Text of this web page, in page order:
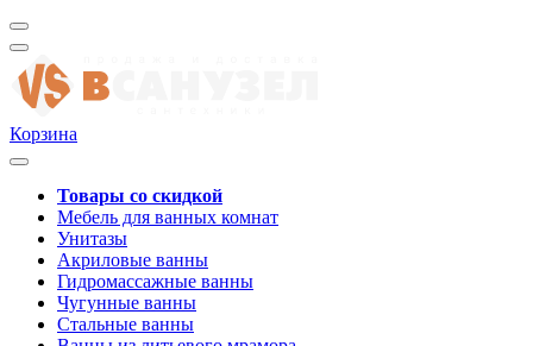
Корзина
Товары со скидкой
Мебель для ванных комнат
Унитазы
Акриловые ванны
Гидромассажные ванны
Чугунные ванны
Стальные ванны